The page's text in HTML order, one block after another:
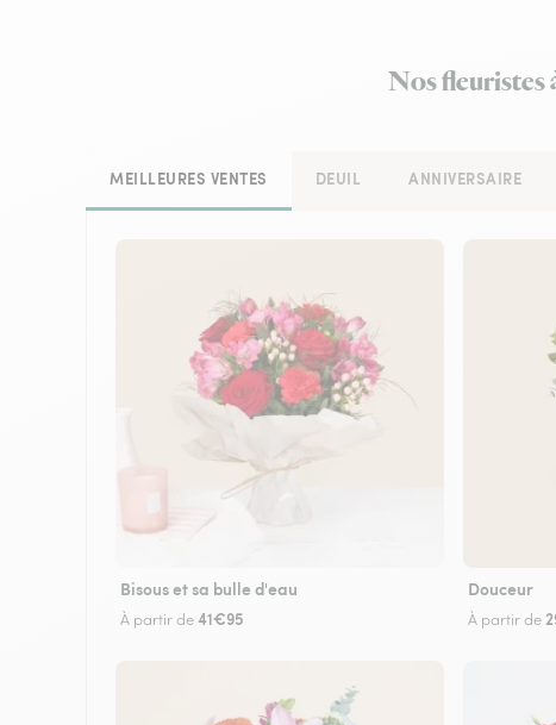
Nos fleuristes
MEILLEURES VENTES DEUIL ANNIVERSAIRE
Bisous et sa bulle d'eau
À partir de41€95
Douceur
À partir de